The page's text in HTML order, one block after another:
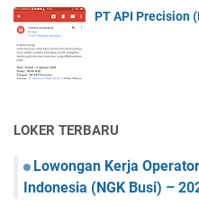
PT API Precision
LOKER TERBARU
Lowongan Kerja
Indonesia (NGK Busi) –